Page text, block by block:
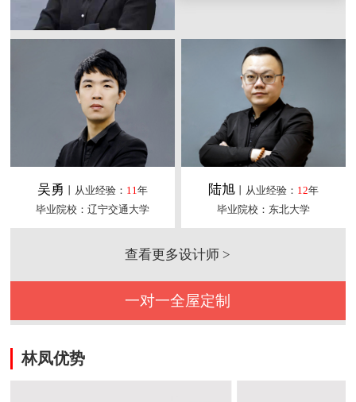
吴勇 丨从业经验： 11年
毕业院校：辽宁交通大学
陆旭丨从业经验： 12年
毕业院校：东北大学
查看更多设计师 >
一对一全屋定制
林凤优势